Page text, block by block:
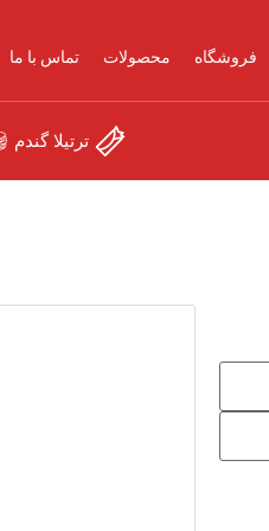
فروشگاه محصولات تماس با ما
ترتیلا گندم